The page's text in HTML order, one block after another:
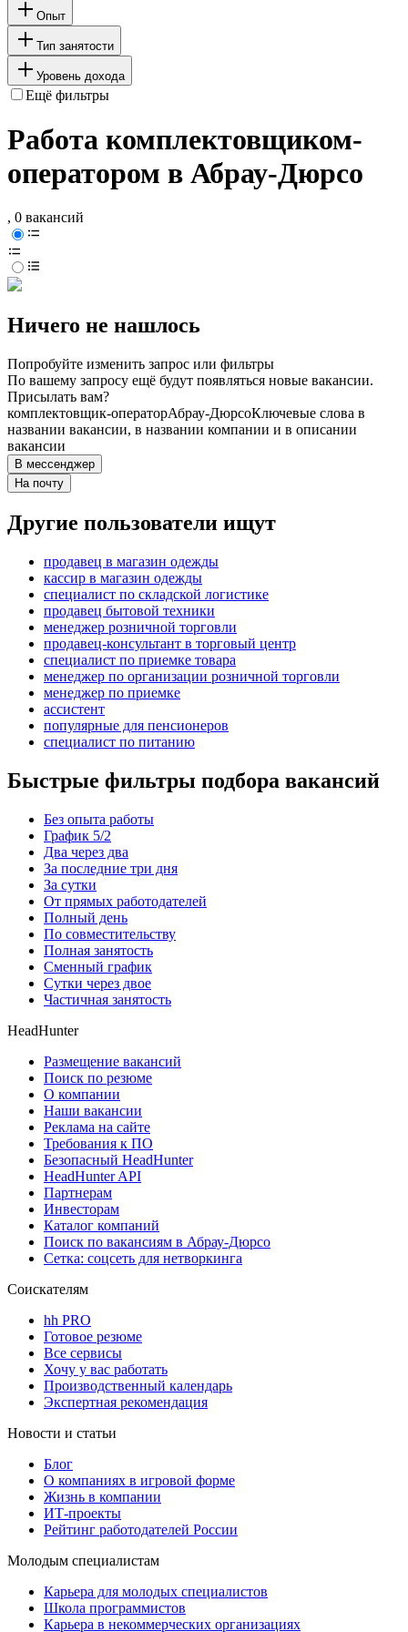
Опыт
Тип занятости
Уровень дохода
Ещё фильтры
Работа комплектовщиком-
оператором в Абрау-Дюрсо
, 0 вакансий
Ничего не нашлось
Попробуйте изменить запрос или фильтры
По вашему запросу ещё будут появляться новые вакансии.
Присылать вам?
комплектовщик-операторАбрау-ДюрсоКлючевые слова в
названии вакансии, в названии компании и в описании
вакансии
В мессенджер
На почту
Другие пользователи ищут
продавец в магазин одежды
кассир в магазин одежды
специалист по складской логистике
продавец бытовой техники
менеджер розничной торговли
продавец-консультант в торговый центр
специалист по приемке товара
менеджер по организации розничной торговли
менеджер по приемке
ассистент
популярные для пенсионеров
специалист по питанию
Быстрые фильтры подбора вакансий
Без опыта работы
График 5/2
Два через два
За последние три дня
За сутки
От прямых работодателей
Полный день
По совместительству
Полная занятость
Сменный график
Сутки через двое
Частичная занятость
HeadHunter
Размещение вакансий
Поиск по резюме
О компании
Наши вакансии
Реклама на сайте
Требования к ПО
Безопасный HeadHunter
HeadHunter API
Партнерам
Инвесторам
Каталог компаний
Поиск по вакансиям в Абрау-Дюрсо
Сетка: соцсеть для нетворкинга
Соискателям
hh PRO
Готовое резюме
Все сервисы
Хочу у вас работать
Производственный календарь
Экспертная рекомендация
Новости и статьи
Блог
О компаниях в игровой форме
Жизнь в компании
ИТ-проекты
Рейтинг работодателей России
Молодым специалистам
Карьера для молодых специалистов
Школа программистов
Карьера в некоммерческих организациях